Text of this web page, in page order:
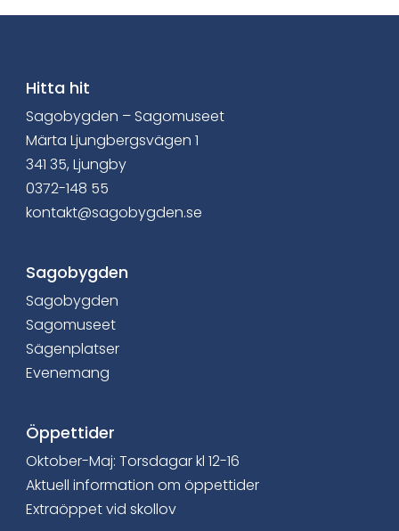
Hitta hit
Sagobygden – Sagomuseet
Märta Ljungbergsvägen 1
341 35, Ljungby
0372-148 55
kontakt@sagobygden.se
Sagobygden
Sagobygden
Sagomuseet
Sägenplatser
Evenemang
Öppettider
Oktober-Maj: Torsdagar kl 12-16
Aktuell information om öppettider
Extraöppet vid skollov